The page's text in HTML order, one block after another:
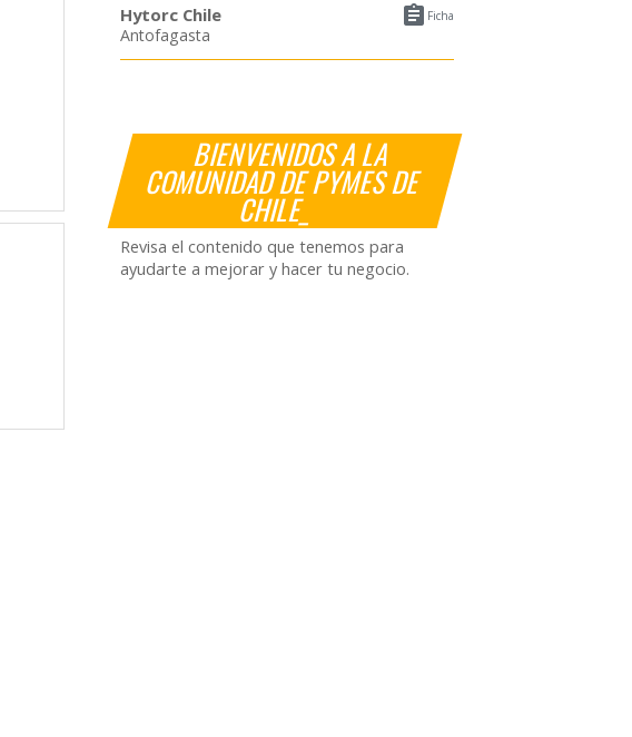
 Ficha
Hytorc Chile
Antofagasta
BIENVENIDOS A LA
COMUNIDAD DE PYMES DE
CHILE_
Revisa el contenido que tenemos para
ayudarte a mejorar y hacer tu negocio.